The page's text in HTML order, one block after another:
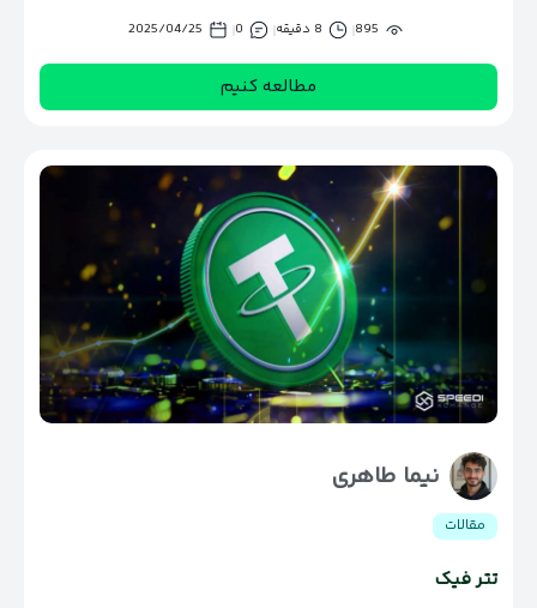
895 8 دقیقه 0
2025/04/25
مطالعه کنیم
نیما طاهری
مقالات
تتر فیک